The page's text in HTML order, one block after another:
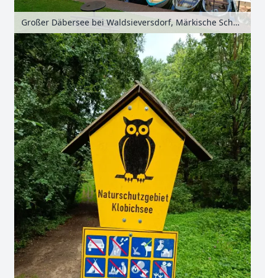
Großer Däbersee bei Waldsieversdorf, Märkische Schweiz, Seenland Oder-Spree, Brandenburg, Deutschland